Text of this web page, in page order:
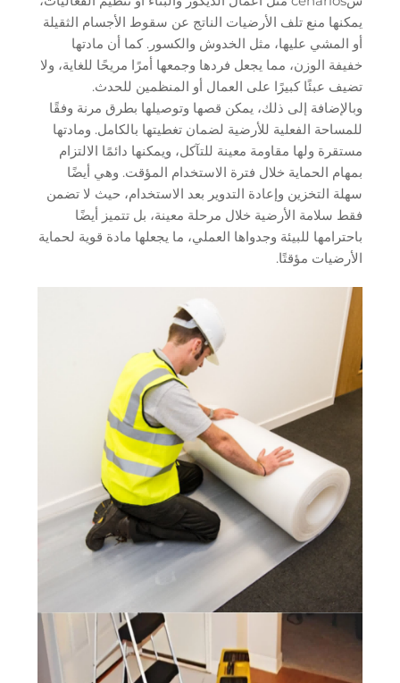
يمكنها منع تلف الأرضيات الناتج عن سقوط الأجسام الثقيلة
أو المشي عليها، مثل الخدوش والكسور. كما أن مادتها
خفيفة الوزن، مما يجعل فردها وجمعها أمرًا مريحًا للغاية، ولا
تضيف عبئًا كبيرًا على العمال أو المنظمين للحدث.
وبالإضافة إلى ذلك، يمكن قصها وتوصيلها بطرق مرنة وفقًا
للمساحة الفعلية للأرضية لضمان تغطيتها بالكامل. ومادتها
مستقرة ولها مقاومة معينة للتآكل، ويمكنها دائمًا الالتزام
بمهام الحماية خلال فترة الاستخدام المؤقت. وهي أيضًا
سهلة التخزين وإعادة التدوير بعد الاستخدام، حيث لا تضمن
فقط سلامة الأرضية خلال مرحلة معينة، بل تتميز أيضًا
باحترامها للبيئة وجدواها العملي، ما يجعلها مادة قوية لحماية
الأرضيات مؤقتًا.